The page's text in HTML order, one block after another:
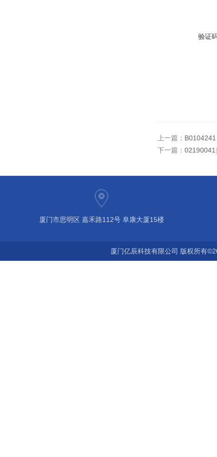
验证
上一篇：
下一篇： 02190041
厦门市思明区 嘉禾路112号 阜康大厦15楼
厦门亿辰科技有限公司 版权所有